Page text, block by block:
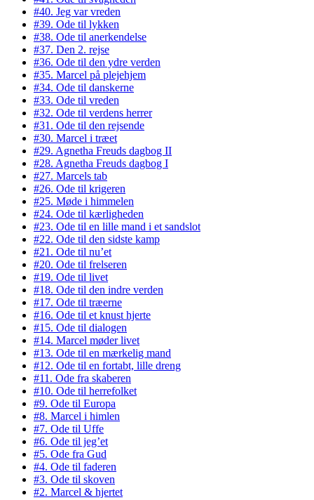
#40. Jeg var vreden
#39. Ode til lykken
#38. Ode til anerkendelse
#37. Den 2. rejse
#36. Ode til den ydre verden
#35. Marcel på plejehjem
#34. Ode til danskerne
#33. Ode til vreden
#32. Ode til verdens herrer
#31. Ode til den rejsende
#30. Marcel i træet
#29. Agnetha Freuds dagbog II
#28. Agnetha Freuds dagbog I
#27. Marcels tab
#26. Ode til krigeren
#25. Møde i himmelen
#24. Ode til kærligheden
#23. Ode til en lille mand i et sandslot
#22. Ode til den sidste kamp
#21. Ode til nu’et
#20. Ode til frelseren
#19. Ode til livet
#18. Ode til den indre verden
#17. Ode til træerne
#16. Ode til et knust hjerte
#15. Ode til dialogen
#14. Marcel møder livet
#13. Ode til en mærkelig mand
#12. Ode til en fortabt, lille dreng
#11. Ode fra skaberen
#10. Ode til herrefolket
#9. Ode til Europa
#8. Marcel i himlen
#7. Ode til Uffe
#6. Ode til jeg’et
#5. Ode fra Gud
#4. Ode til faderen
#3. Ode til skoven
#2. Marcel & hjertet